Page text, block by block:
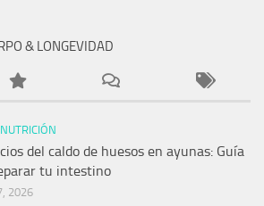
& LONGEVIDAD
del caldo de huesos en ayunas: Guía
tu intestino
2026